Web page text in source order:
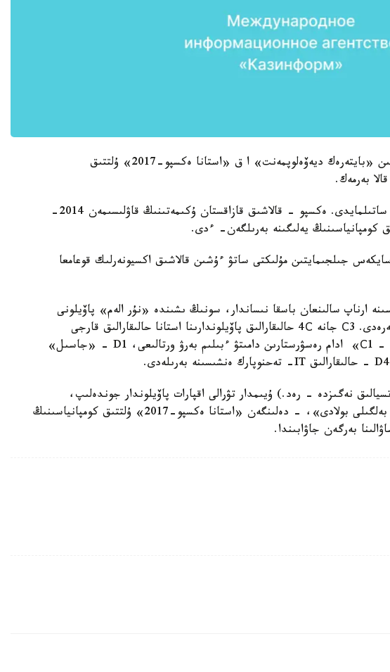
اعىمداعى جىلدىڭ جەلتوقسانىنا دەيىن «بايتەرەك ديەۆەلوپمەنت» ا ق «استانا ەكسپو-2017» ۇلتتىق
بەرمەك.
سوندىقتان دا ونداعى پاتەرلەر بيىل ساتىلمايدى. ەكسپو - قالاشىق قازاقستان ۇكىمەتىنىڭ قاۋلىسىمەن 2014-
جىلجىمايتىن مۇلىكتى ساتۋ ءۇشىن قالاشىق اكسيونەرلىك قوعامعا
كورمەسىنە ارناپ سالىنعان باسقا نىساندار، سونىڭ ىشىندە «نۇر الەم» پاۆيلونى
مۋزەي كەشەنى رەتىندە پايدالانىلا بەرەدى. С3 جانە 4С حالىقارالىق پاۆيلوندارىنا استانا حالىقارالىق قارجى
ورتالىعى ورنالاسادى، С1 - «Job World» ادام رەسۋرستارىن دامىتۋ ءبىلىم بەرۋ ورتالىعى، D1 - «جاسىل»
نەگىزدە - رەد.) ۇيىمدار تۋرالى اقپارات پاۆيلوندار جوندەلىپ،
عيماراتتار جالعا بەرىلگەننەن كەيىن بەلگىلى بولادى»، - دەلىنگەن «استانا ەكسپو-2017» ۇلتتىق كومپانياسىنىڭ
بەرگەن جاۋابىندا.